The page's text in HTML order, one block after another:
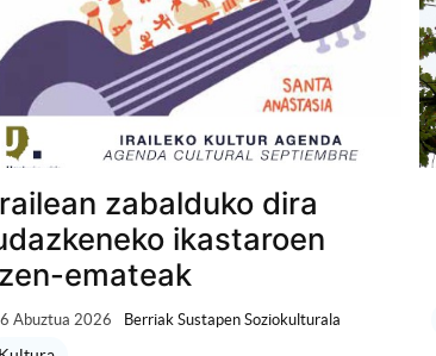
zabalduko dira
ikastaroen
emateak
Abuztua 2026 Berriak Sustapen Soziokulturala